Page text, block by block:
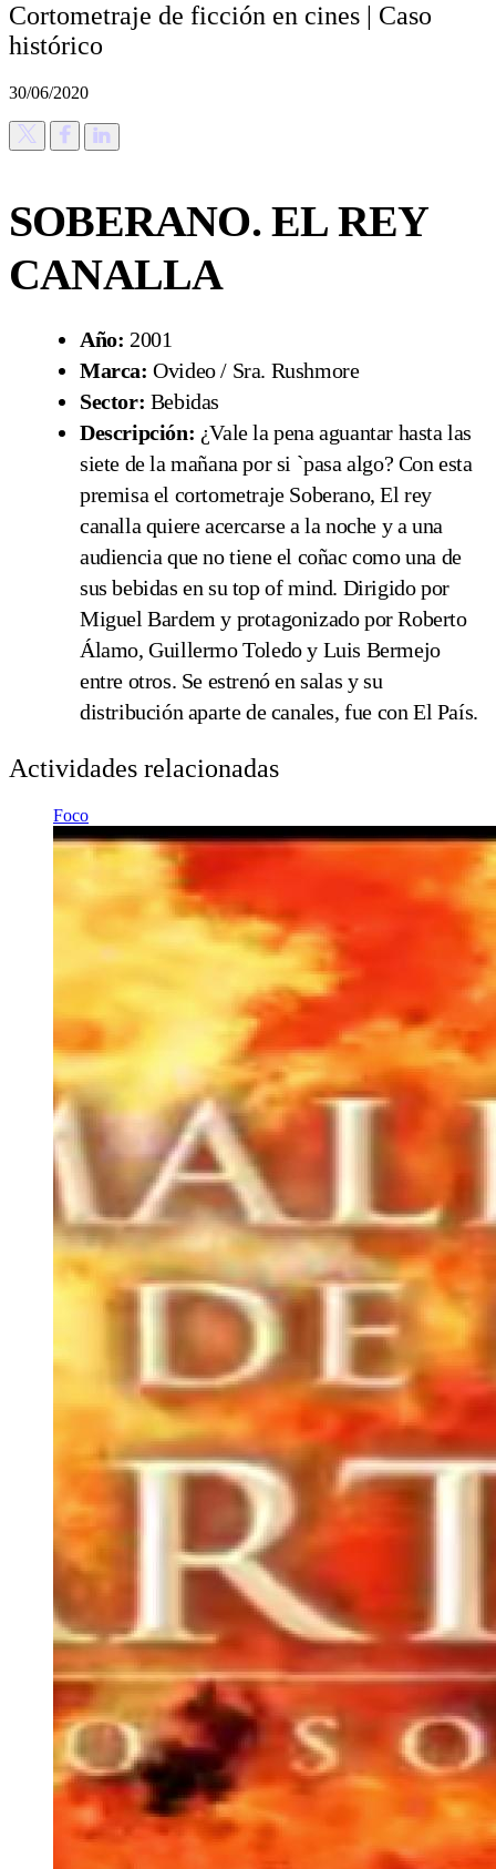
Cortometraje de ficción en cines | Caso
histórico
30/06/2020
SOBERANO. EL REY
CANALLA
Año: 2001
Marca:Ovideo / Sra. Rushmore
Sector: Bebidas
Descripción: ¿Vale la pena aguantar hasta las
siete de la mañana por si `pasa algo? Con esta
premisa el cortometraje Soberano, El rey
canalla quiere acercarse a la noche y a una
audiencia que no tiene el coñac como una de
sus bebidas en su top of mind. Dirigido por
Miguel Bardem y protagonizado por Roberto
Álamo, Guillermo Toledo y Luis Bermejo
entre otros. Se estrenó en salas y su
distribución aparte de canales, fue con El País.
Actividades relacionadas
Foco